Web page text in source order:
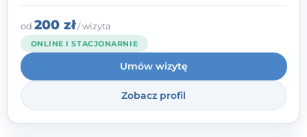
sposób pracy do Ciebie - bez gotowych
schematów i bez oceniania.
od 200 zł/ wizyta
ONLINE I STACJONARNIE
Umów wizytę
Zobacz profil